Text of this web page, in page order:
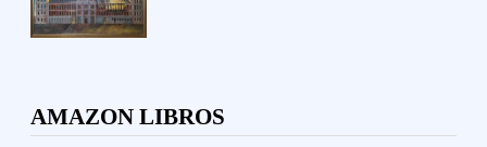
AMAZON LIBROS